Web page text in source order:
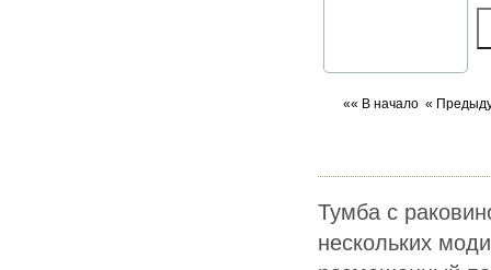
«« В начало «
Тумба с
нескольких